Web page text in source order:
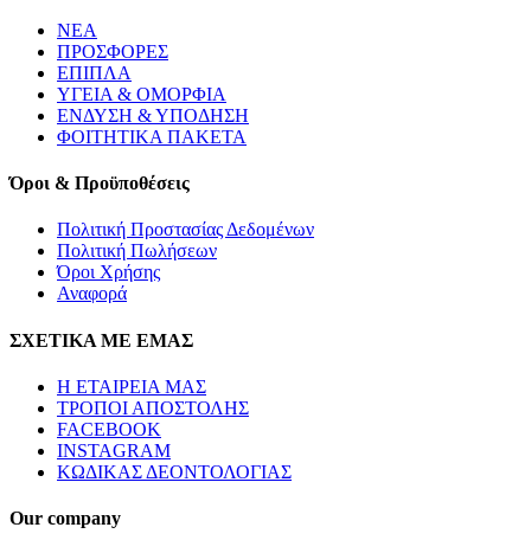
ΝΕΑ
ΠΡΟΣΦΟΡΕΣ
ΕΠΙΠΛΑ
ΥΓΕΙΑ & ΟΜΟΡΦΙΑ
ΕΝΔΥΣΗ & ΥΠΟΔΗΣΗ
ΦΟΙΤΗΤΙΚΑ ΠΑΚΕΤΑ
Όροι & Προϋποθέσεις
Πολιτική Προστασίας Δεδομένων
Πολιτική Πωλήσεων
Όροι Χρήσης
Αναφορά
ΣΧΕΤΙΚΑ ΜΕ ΕΜΑΣ
Η ΕΤΑΙΡΕΙΑ ΜΑΣ
ΤΡΟΠΟΙ ΑΠΟΣΤΟΛΗΣ
FACEBOOK
INSTAGRAM
ΚΩΔΙΚΑΣ ΔΕΟΝΤΟΛΟΓΙΑΣ
Our company